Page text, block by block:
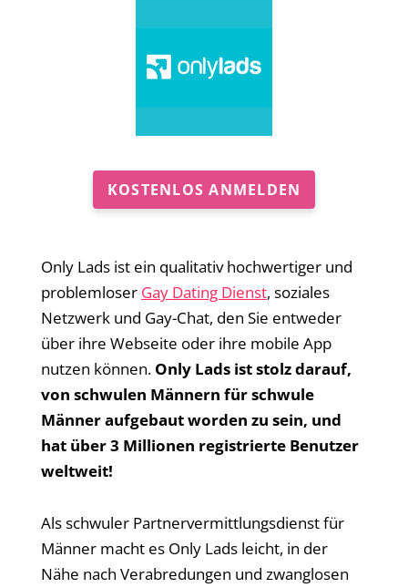
KOSTENLOS ANMELDEN
Only Lads ist ein qualitativ hochwertiger und
problemloser Gay Dating Dienst, soziales
Netzwerk und Gay-Chat, den Sie entweder
über ihre Webseite oder ihre mobile App
nutzen können. Only Lads ist stolz darauf,
von schwulen Männern für schwule
Männer aufgebaut worden zu sein, und
hat über 3 Millionen registrierte Benutzer
weltweit!
Als schwuler Partnervermittlungsdienst für
Männer macht es Only Lads leicht, in der
Nähe nach Verabredungen und zwanglosen